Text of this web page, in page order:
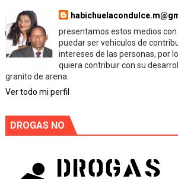
presentamos estos medios
puedar ser vehiculos de
intereses de las personas, por
quiera contribuir con su
granito de arena.
Ver todo mi perfil
DROGAS NO